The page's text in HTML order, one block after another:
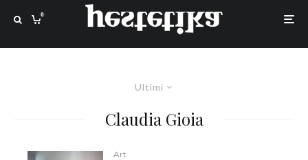
0
Ultimi
Claudia Gioia
Art